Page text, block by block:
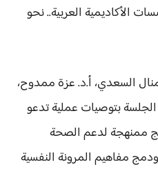
الأكاديمية العربية.. نحو
السعدي، أ.د. عزة ممدوح،
بتوصيات عملية تدعو
ممنهجة لدعم الصحة
مفاهيم المرونة النفسية